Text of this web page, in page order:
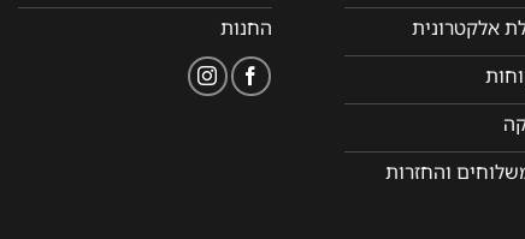
אלקטרונית
והחזרות
החנות